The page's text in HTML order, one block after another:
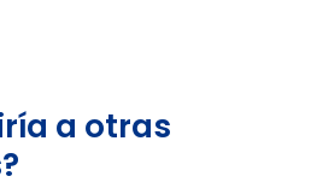
a otras